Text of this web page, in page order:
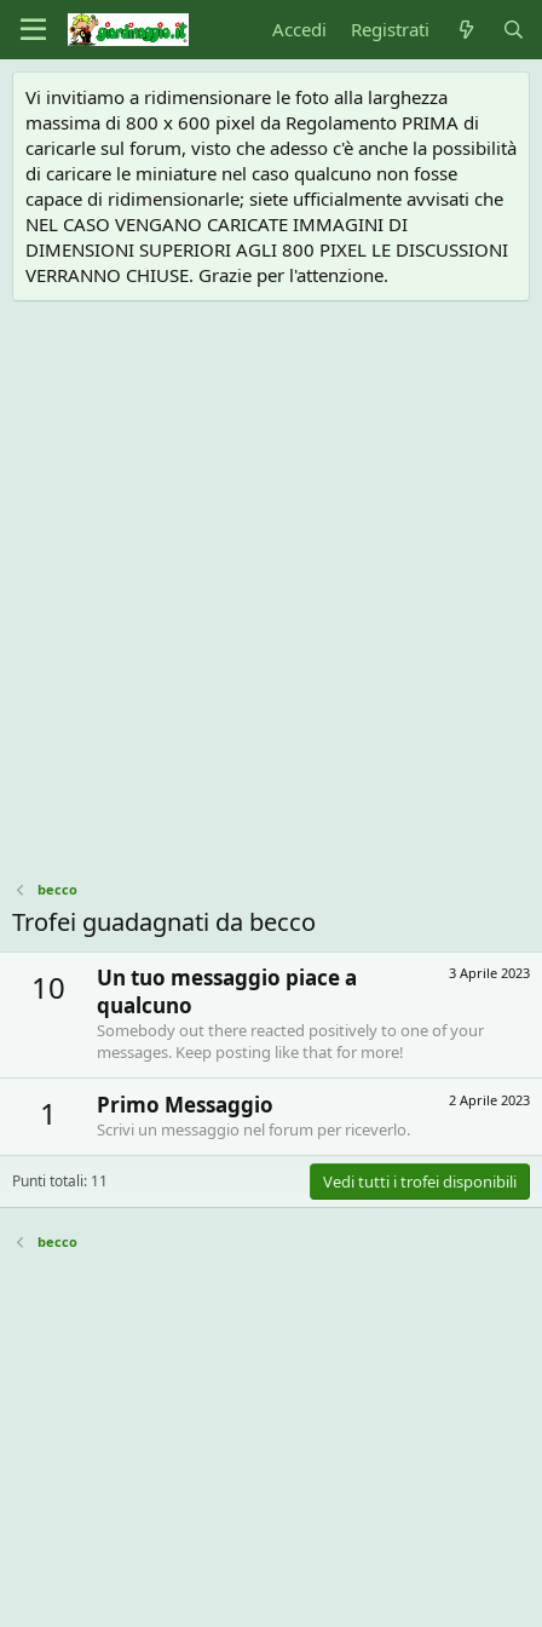
Accedi Registrati
Vi invitiamo a ridimensionare le foto alla larghezza
massima di 800 x 600 pixel da Regolamento PRIMA di
caricarle sul forum, visto che adesso c'è anche la possibilità
di caricare le miniature nel caso qualcuno non fosse
capace di ridimensionarle; siete ufficialmente avvisati che
NEL CASO VENGANO CARICATE IMMAGINI DI
DIMENSIONI SUPERIORI AGLI 800 PIXEL LE DISCUSSIONI
VERRANNO CHIUSE. Grazie per l'attenzione.
becco
Trofei guadagnati da becco
10 3 Aprile 2023
Un tuo messaggio piace a
qualcuno
Somebody out there reacted positively to one of your
messages. Keep posting like that for more!
1 2 Aprile 2023
Primo Messaggio
Scrivi un messaggio nel forum per riceverlo.
Punti totali: 11 Vedi tutti i trofei disponibili
becco